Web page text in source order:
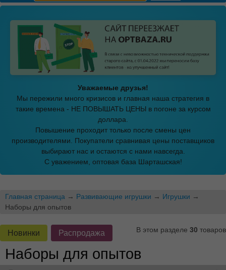
Уважаемые друзья!
Мы пережили много кризисов и главная наша стратегия в
такие времена - НЕ ПОВЫШАТЬ ЦЕНЫ в погоне за курсом
доллара.
Повышение проходит только после смены цен
производителями. Покупатели сравнивая цены поставщиков
выбирают нас и остаются с нами навсегда.
С уважением, оптовая база Шарташская!
Главная страница → Развивающие игрушки → Игрушки →
Наборы для опытов
В этом разделе 30 товаров
Новинки Распродажа
Наборы для опытов